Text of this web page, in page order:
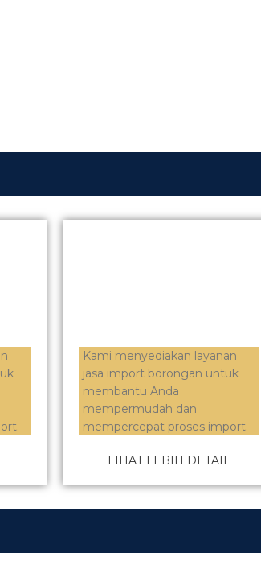
Kami menyediakan layanan
jasa import borongan untuk
membantu Anda
mempermudah dan
mempercepat proses import.
LIHAT LEBIH DETAIL